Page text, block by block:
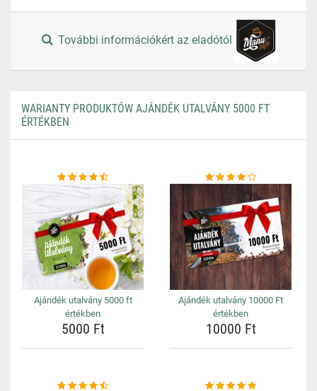
További információkért az eladótól
WARIANTY PRODUKTÓW AJÁNDÉK UTALVÁNY 5000 FT
ÉRTÉKBEN
Ajándék utalvány 5000 ft
értékben
5000 Ft
Ajándék utalvány 10000 Ft
értékben
10000 Ft